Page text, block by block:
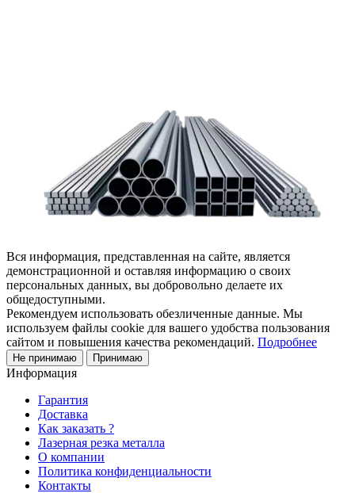
Вся информация, представленная на сайте, является
демонстрационной и оставляя информацию о своих
персональных данных, вы добровольно делаете их
общедоступными.
Рекомендуем использовать обезличенные данные. Мы
используем файлы cookie для вашего удобства пользования
сайтом и повышения качества рекомендаций. Подробнее
Не принимаю Принимаю
Информация
Гарантия
Доставка
Как заказать ?
Лазерная резка металла
О компании
Политика конфиденциальности
Контакты